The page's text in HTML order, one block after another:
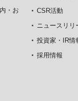
・お
CSR活動
ニュースリリ
投資家・IR情
採用情報